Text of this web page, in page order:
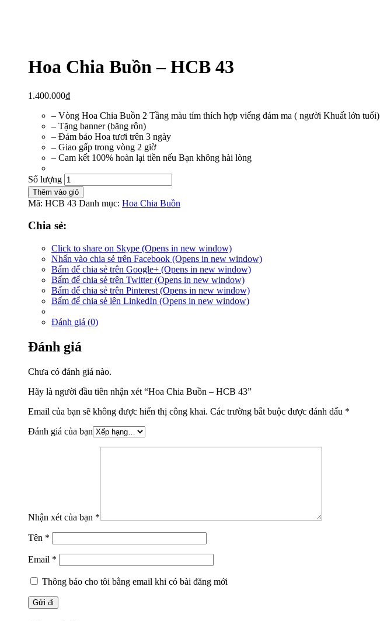
Hoa Chia Buồn – HCB 43
1.400.000₫
– Vòng Hoa Chia Buồn 2 Tầng màu tím thích hợp viếng đám ma ( người Khuất lớn tuổi)
– Tặng banner (băng rôn)
– Đảm bảo Hoa tươi trên 3 ngày
– Giao gấp trong vòng 2 giờ
– Cam kết 100% hoàn lại tiền nếu Bạn không hài lòng
Số lượng
Thêm vào giỏ
Mã: HCB 43 Danh mục: Hoa Chia Buồn
Chia sẻ:
Click to share on Skype (Opens in new window)
Nhấn vào chia sẻ trên Facebook (Opens in new window)
Bấm để chia sẻ trên Google+ (Opens in new window)
Bấm để chia sẻ trên Twitter (Opens in new window)
Bấm để chia sẻ trên Pinterest (Opens in new window)
Bấm để chia sẻ lên LinkedIn (Opens in new window)
Đánh giá (0)
Đánh giá
Chưa có đánh giá nào.
Hãy là người đầu tiên nhận xét “Hoa Chia Buồn – HCB 43”
Email của bạn sẽ không được hiển thị công khai. Các trường bắt buộc được đánh dấu *
Đánh giá của bạn
Nhận xét của bạn *
Tên *
Email *
Thông báo cho tôi bằng email khi có bài đăng mới